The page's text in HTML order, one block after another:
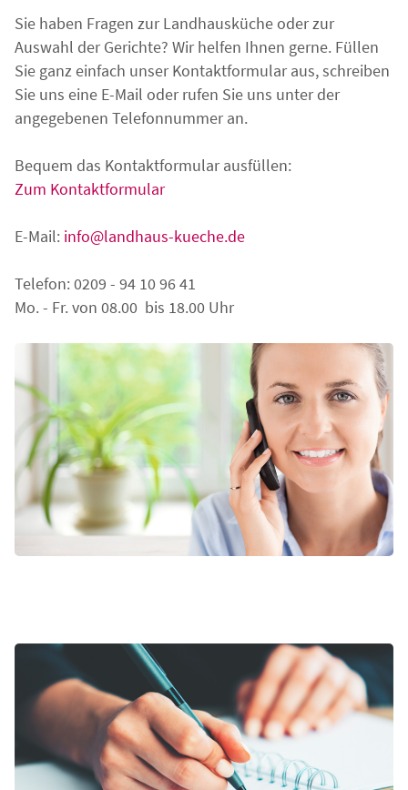
Sie haben Fragen zur Landhausküche oder zur
Auswahl der Gerichte? Wir helfen Ihnen gerne. Füllen
Sie ganz einfach unser Kontaktformular aus, schreiben
Sie uns eine E-Mail oder rufen Sie uns unter der
angegebenen Telefonnummer an.
Bequem das Kontaktformular ausfüllen:
Zum Kontaktformular
E-Mail: info@landhaus-kueche.de
Telefon: 0209 - 94 10 96 41
Mo. - Fr. von 08.00 bis 18.00 Uhr